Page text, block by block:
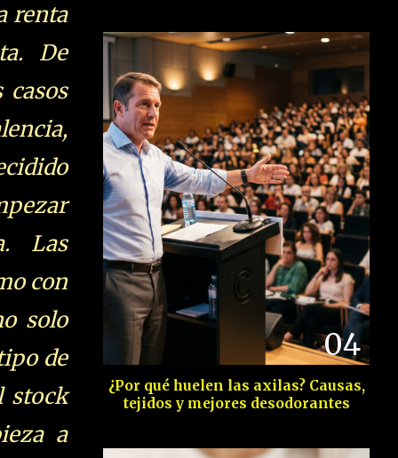
renta
De
Las
con
solo
de
stock
a
04
¿Por qué huelen las axilas? Causas,
tejidos y mejores desodorantes